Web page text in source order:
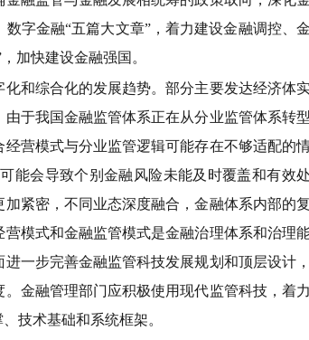
字金融“五篇大文章”，着力建设金融调控、金
加快建设金融强国。
和综合化的发展趋势。部分主要发达经济体
于我国金融监管体系正在从分业监管体系转型
营模式与分业监管逻辑可能存在不够适配的
能会导致个别金融风险未能及时覆盖和有效处
紧密，不同业态深度融合，金融体系内部的复
模式和金融监管模式是金融治理体系和治理
一步完善金融监管科技发展规划和顶层设计，
金融管理部门应积极使用现代监管科技，着力
技术基础和系统框架。